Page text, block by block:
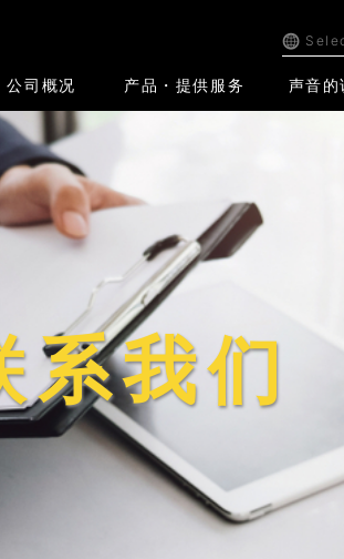
公司概况 产品・提供服务 声音的
系我们